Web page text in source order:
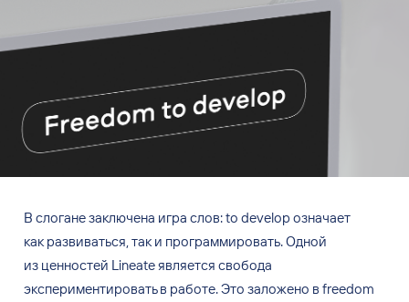
В слогане заключена игра слов: to develop означает
как развиваться, так и программировать. Одной
из ценностей Lineate является свобода
экспериментировать в работе. Это заложено в freedom